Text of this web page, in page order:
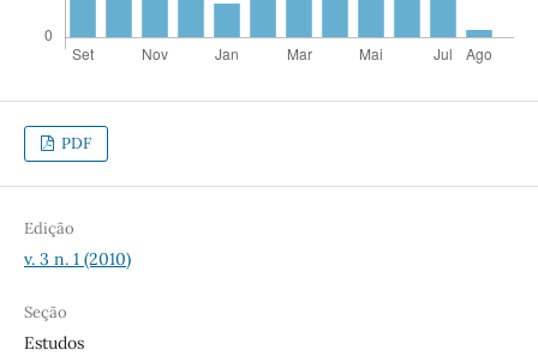
PDF
Edição
v. 3 n. 1 (2010)
Seção
Estudos